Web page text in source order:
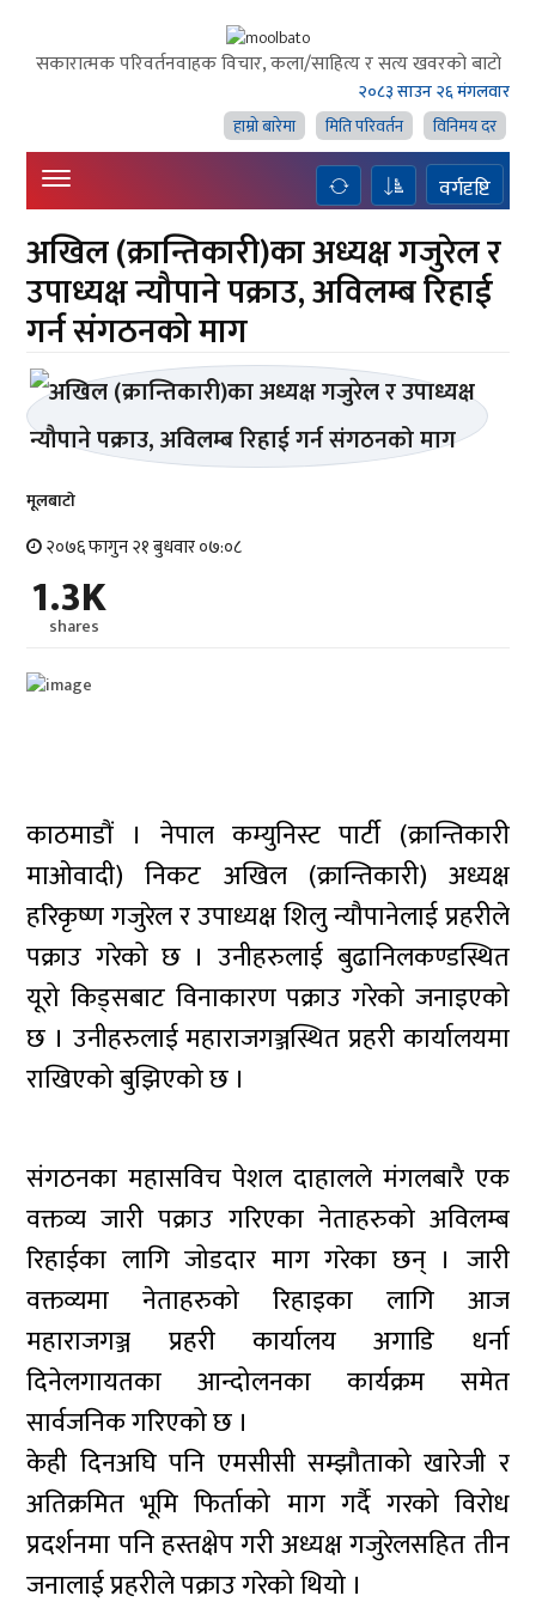
सकारात्मक परिवर्तनवाहक विचार, कला/साहित्य र सत्य खवरको बाटाे
२०८३ साउन २६ मंगलवार
हाम्राे बारेमा
मिति परिवर्तन विनिमय दर
वर्गदृष्टि
अखिल (क्रान्तिकारी)का अध्यक्ष गजुरेल र
उपाध्यक्ष न्यौपाने पक्राउ, अविलम्ब रिहाई
गर्न संगठनको माग
मूलबाटाे
२०७६ फागुन २१ बुधवार ०७:०८
1.3K
shares
काठमाडौं । नेपाल कम्युनिस्ट पार्टी (क्रान्तिकारी
माओवादी) निकट अखिल (क्रान्तिकारी) अध्यक्ष
हरिकृष्ण गजुरेल र उपाध्यक्ष शिलु न्यौपानेलाई प्रहरीले
पक्राउ गरेको छ । उनीहरुलाई बुढानिलकण्डस्थित
यूरो किड्सबाट विनाकारण पक्राउ गरेको जनाइएको
छ । उनीहरुलाई महाराजगञ्जस्थित प्रहरी कार्यालयमा
राखिएको बुझिएको छ ।
संगठनका महासविच पेशल दाहालले मंगलबारै एक
वक्तव्य जारी पक्राउ गरिएका नेताहरुको अविलम्ब
रिहाईका लागि जोडदार माग गरेका छन् । जारी
वक्तव्यमा नेताहरुको रिहाइका लागि आज
महाराजगञ्ज प्रहरी कार्यालय अगाडि धर्ना
दिनेलगायतका आन्दोलनका कार्यक्रम समेत
सार्वजनिक गरिएको छ ।
केही दिनअघि पनि एमसीसी सम्झौताको खारेजी र
अतिक्रमित भूमि फिर्ताको माग गर्दै गरको विरोध
प्रदर्शनमा पनि हस्तक्षेप गरी अध्यक्ष गजुरेलसहित तीन
जनालाई प्रहरीले पक्राउ गरेको थियो ।